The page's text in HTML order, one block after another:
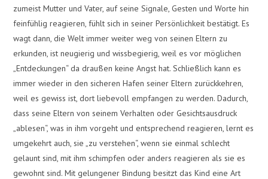
zumeist Mutter und Vater, auf seine Signale, Gesten und Worte hin
feinfühlig reagieren, fühlt sich in seiner Persönlichkeit bestätigt. Es
wagt dann, die Welt immer weiter weg von seinen Eltern zu
erkunden, ist neugierig und wissbegierig, weil es vor möglichen
„Entdeckungen“ da draußen keine Angst hat. Schließlich kann es
immer wieder in den sicheren Hafen seiner Eltern zurückkehren,
weil es gewiss ist, dort liebevoll empfangen zu werden. Dadurch,
dass seine Eltern von seinem Verhalten oder Gesichtsausdruck
„ablesen“, was in ihm vorgeht und entsprechend reagieren, lernt es
umgekehrt auch, sie „zu verstehen“, wenn sie einmal schlecht
gelaunt sind, mit ihm schimpfen oder anders reagieren als sie es
gewohnt sind. Mit gelungener Bindung besitzt das Kind eine Art